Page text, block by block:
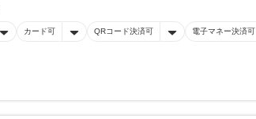
カード可 QRコード決済可 電子マネー決済可